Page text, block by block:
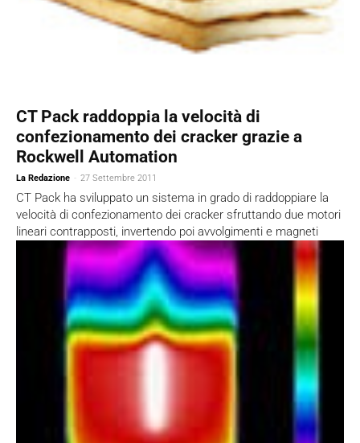
CT Pack raddoppia la velocità di
confezionamento dei cracker grazie a
Rockwell Automation
La Redazione - 27 Settembre 2011
CT Pack ha sviluppato un sistema in grado di raddoppiare la
velocità di confezionamento dei cracker sfruttando due motori
lineari contrapposti, invertendo poi avvolgimenti e magneti